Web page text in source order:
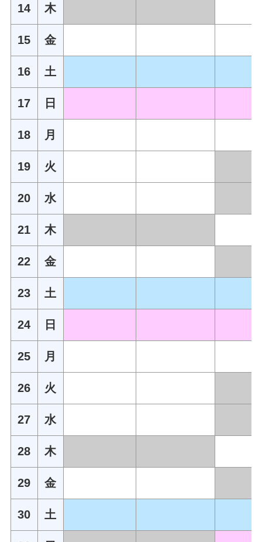
14 木
15 金
16 土
17 日
18 月
19 火
20 水
21 木
22 金
23 土
24 日
25 月
26 火
27 水
28 木
29 金
30 土